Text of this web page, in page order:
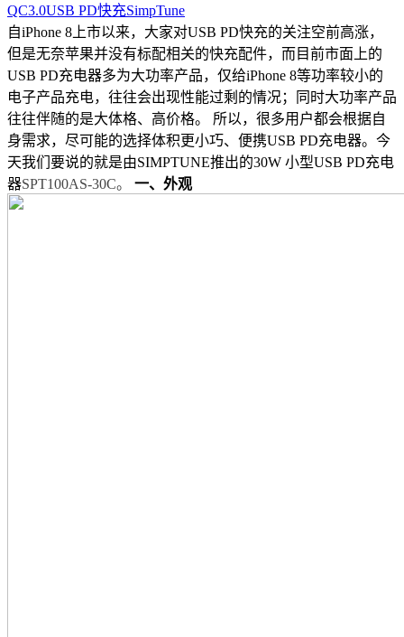
QC3.0USB PD快充SimpTune
自iPhone 8上市以来，大家对USB PD快充的关注空前高涨，
但是无奈苹果并没有标配相关的快充配件，而目前市面上的
USB PD充电器多为大功率产品，仅给iPhone 8等功率较小的
电子产品充电，往往会出现性能过剩的情况；同时大功率产品
往往伴随的是大体格、高价格。 所以，很多用户都会根据自
身需求，尽可能的选择体积更小巧、便携USB PD充电器。今
天我们要说的就是由SIMPTUNE推出的30W 小型USB PD充电
器SPT100AS-30C。 一、外观